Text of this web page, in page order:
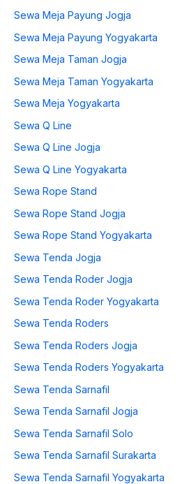
Sewa Meja Payung Jogja
Sewa Meja Payung Yogyakarta
Sewa Meja Taman Jogja
Sewa Meja Taman Yogyakarta
Sewa Meja Yogyakarta
Sewa Q Line
Sewa Q Line Jogja
Sewa Q Line Yogyakarta
Sewa Rope Stand
Sewa Rope Stand Jogja
Sewa Rope Stand Yogyakarta
Sewa Tenda Jogja
Sewa Tenda Roder Jogja
Sewa Tenda Roder Yogyakarta
Sewa Tenda Roders
Sewa Tenda Roders Jogja
Sewa Tenda Roders Yogyakarta
Sewa Tenda Sarnafil
Sewa Tenda Sarnafil Jogja
Sewa Tenda Sarnafil Solo
Sewa Tenda Sarnafil Surakarta
Sewa Tenda Sarnafil Yogyakarta